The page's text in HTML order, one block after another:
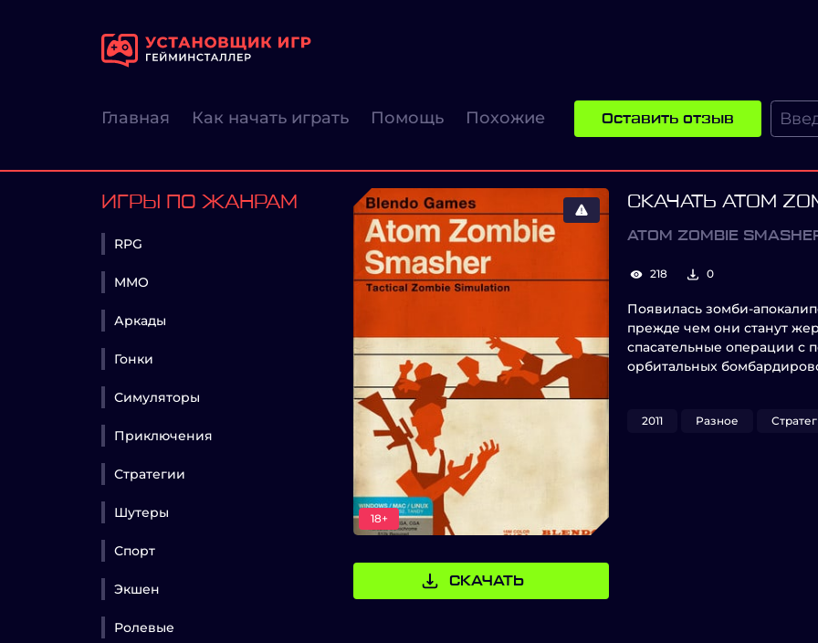
Главная Как начать играть Помощь Похожие Оставить отзыв
ИГРЫ ПО ЖАНРАМ
RPG
MMO
Аркады
Гонки
Симуляторы
Приключения
Стратегии
Шутеры
Спорт
Экшен
Ролевые
18+
СКАЧАТЬ
СКАЧАТЬ ATOM
ATOM ZOMBIE
218 0
Появилась зомби-
прежде чем они станут
спасательные операции с
орбитальных
2011 Разное